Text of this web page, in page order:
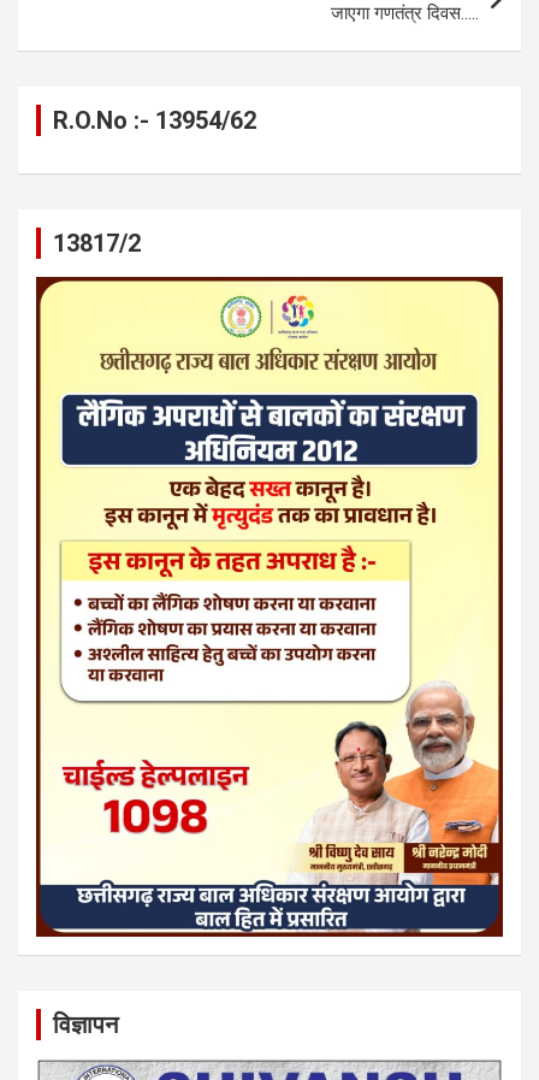
जाएगा गणतंत्र दिवस…..
R.O.No :- 13954/62
13817/2
विज्ञापन